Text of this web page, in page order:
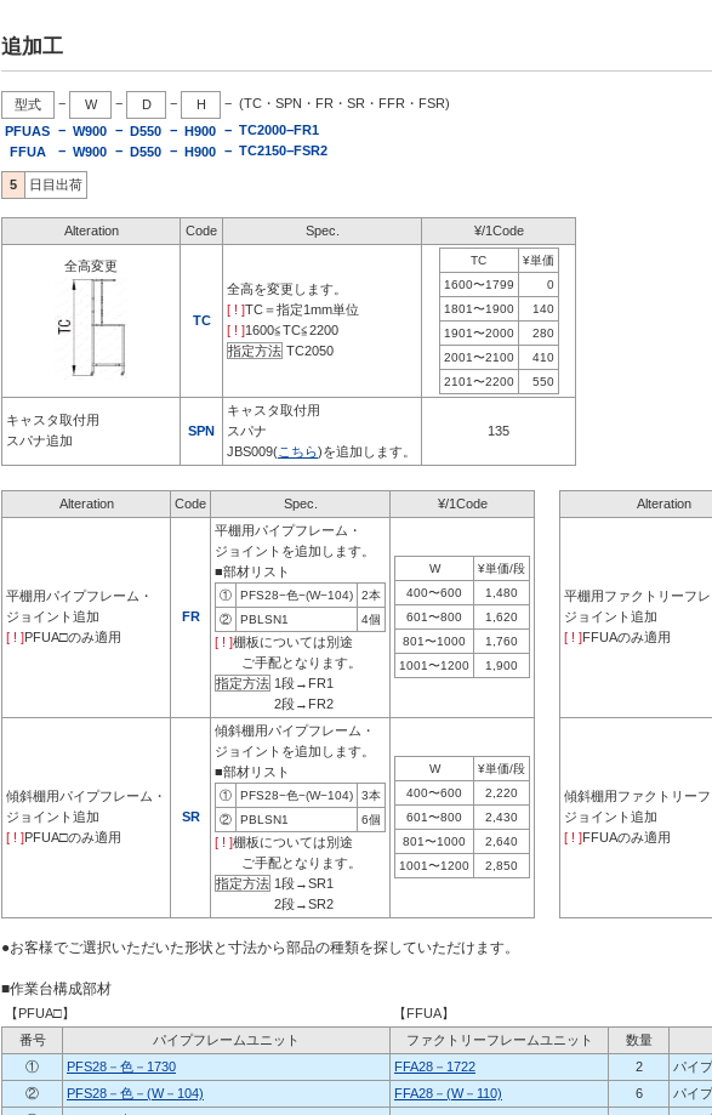
追加工
型式 − W − D − H − (TC・SPN・FR・SR・FFR・FSR)
PFUAS
FFUA
−
−
W900
W900
−
−
D550
D550
−
−
H900
H900
−
−
TC2000−FR1
TC2150−FSR2
5 日目出荷
Alteration Code Spec. ¥/1Code
全高変更
TC
全高を変更します。
[ ! ]TC＝指定1mm単位
[ ! ]1600≦TC≦2200
指定方法 TC2050
TC
¥単価
1600〜1799
0
1801〜1900
140
1901〜2000
280
2001〜2100
410
2101〜2200
550
キャスタ取付用
スパナ追加
SPN
キャスタ取付用
スパナ
JBS009(こちら)を追加します。
135
Alteration Code Spec. ¥/1Code
平棚用パイプフレーム・
ジョイント追加
[ ! ]PFUA□のみ適用
FR
平棚用パイプフレーム・
ジョイントを追加します。
■部材リスト
① PFS28−色−(W−104)
2本
②
PBLSN1 4個
[ ! ]棚板については別途
ご手配となります。
指定方法 1段→FR1
2段→FR2
W
¥単価/段
400〜600
1,480
601〜800
1,620
801〜1000
1,760
1001〜1200
1,900
傾斜棚用パイプフレーム・
ジョイント追加
[ ! ]PFUA□のみ適用
SR
傾斜棚用パイプフレーム・
ジョイントを追加します。
■部材リスト
① PFS28−色−(W−104)
3本
②
PBLSN1 6個
[ ! ]棚板については別途
ご手配となります。
指定方法 1段→SR1
2段→SR2
W
¥単価/段
400〜600
2,220
601〜800
2,430
801〜1000
2,640
1001〜1200
2,850
Alteration
平棚用ファクトリーフレ
ジョイント追加
[ ! ]FFUAのみ適用
傾斜棚用ファクトリーフ
ジョイント追加
[ ! ]FFUAのみ適用
●お客様でご選択いただいた形状と寸法から部品の種類を探していただけます。
■作業台構成部材
【PFUA□】
【FFUA】
番号
パイプフレームユニット ファクトリーフレームユニット 数量
①
PFS28－色－1730 FFA28－1722 2
パイ
②
PFS28－色－(W－104) FFA28－(W－110) 6
パイ